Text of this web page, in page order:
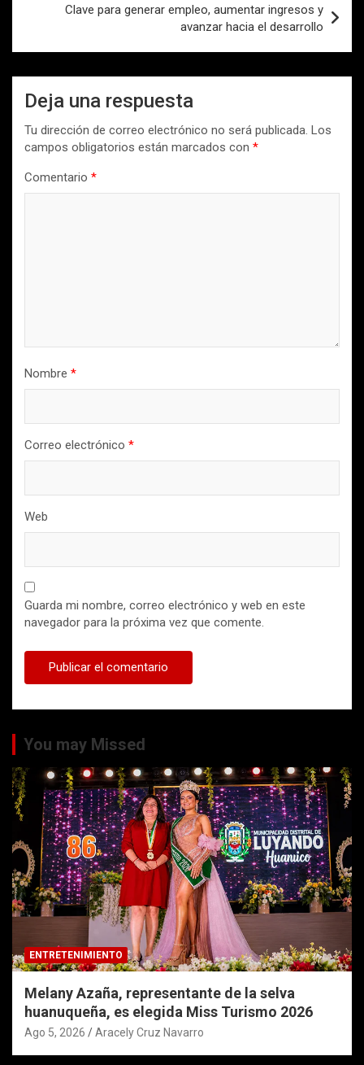
Clave para generar empleo, aumentar ingresos y
avanzar hacia el desarrollo
Deja una respuesta
Tu dirección de correo electrónico no será publicada. Los
campos obligatorios están marcados con *
Comentario *
Nombre *
Correo electrónico *
Web
Guarda mi nombre, correo electrónico y web en este
navegador para la próxima vez que comente.
You may Missed
ENTRETENIMIENTO
Melany Azaña, representante de la selva
huanuqueña, es elegida Miss Turismo 2026
Ago 5, 2026 Aracely Cruz Navarro